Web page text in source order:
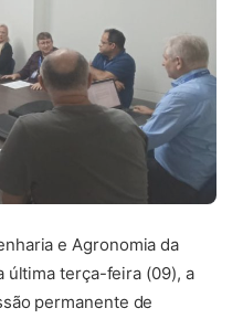
e Agronomia da
última terça-feira (09), a
permanente de